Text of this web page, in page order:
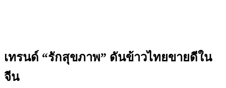
เทรนด์ “รักสุขภาพ” ดันข้าวไทยขายดีใน
จีน